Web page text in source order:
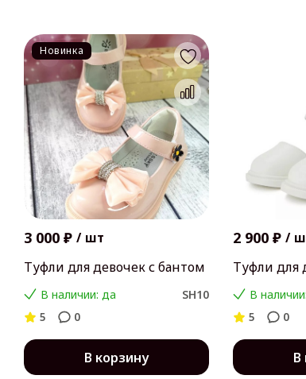
Новинка
3 000 ₽ / шт
Туфли для девочек с бантом
В наличии: да
SH10
5
0
В корзину
2 900 ₽ /
Туфли для
В
5
0
В